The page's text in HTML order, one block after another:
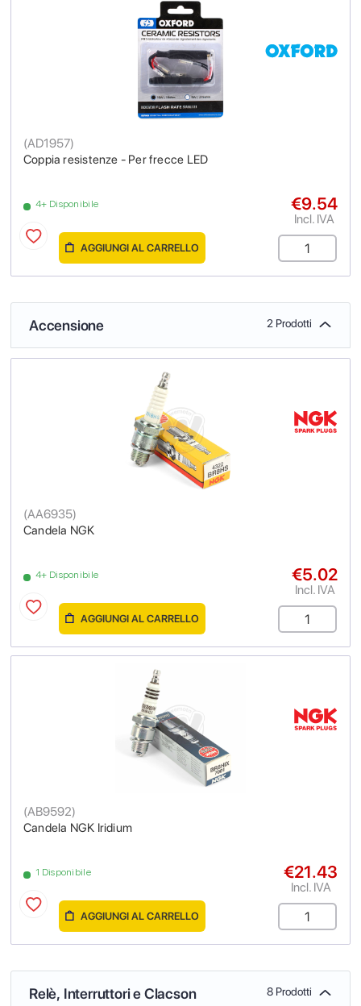
Coppia resistenze - Per frecce LED
(AD1957)
4+ Disponibile €9.54
Incl. IVA
AGGIUNGI AL CARRELLO
Accensione 2 Prodotti
Candela NGK
(AA6935)
4+ Disponibile €5.02
Incl. IVA
AGGIUNGI AL CARRELLO
Candela NGK Iridium
(AB9592)
1 Disponibile €21.43
Incl. IVA
AGGIUNGI AL CARRELLO
Relè, Interruttori e Clacson 8 Prodotti